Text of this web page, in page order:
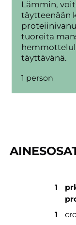
Lämmin,
täytteenään
tuoreita
täyttävänä.
1 person
1
1